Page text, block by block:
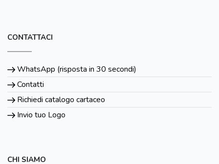
CONTATTACI
WhatsApp (risposta in 30 secondi)
Contatti
Richiedi catalogo cartaceo
Invio tuo Logo
CHI SIAMO